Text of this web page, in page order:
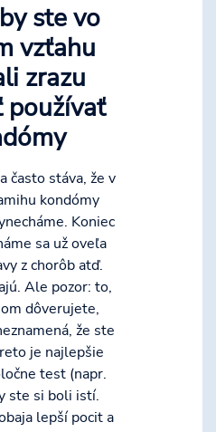
ste vo
vzťahu
zrazu
používať
často stáva, že v
kondómy
Koniec
sa už oveľa
z chorôb atď.
Ale pozor: to,
dôverujete,
že ste
je najlepšie
test (napr.
ste si boli istí.
lepší pocit a